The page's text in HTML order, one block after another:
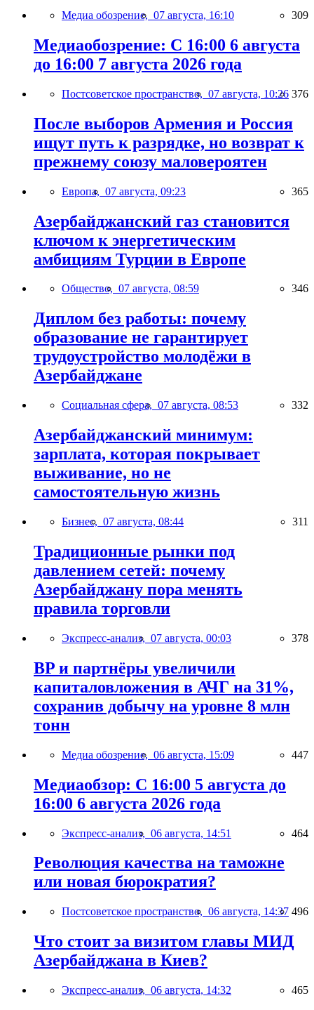
Медиа обозрение, 07 августа, 16:10 309
Медиаобозрение: С 16:00 6 августа
до 16:00 7 августа 2026 года
Постсоветское пространство, 07 августа, 10:26 376
После выборов Армения и Россия
ищут путь к разрядке, но возврат к
прежнему союзу маловероятен
Европа, 07 августа, 09:23 365
Азербайджанский газ становится
ключом к энергетическим
амбициям Турции в Европе
Общество, 07 августа, 08:59 346
Диплом без работы: почему
образование не гарантирует
трудоустройство молодёжи в
Азербайджане
Социальная сфера, 07 августа, 08:53 332
Азербайджанский минимум:
зарплата, которая покрывает
выживание, но не
самостоятельную жизнь
Бизнес, 07 августа, 08:44 311
Традиционные рынки под
давлением сетей: почему
Азербайджану пора менять
правила торговли
Экспресс-анализ, 07 августа, 00:03 378
BP и партнёры увеличили
капиталовложения в АЧГ на 31%,
сохранив добычу на уровне 8 млн
тонн
Медиа обозрение, 06 августа, 15:09 447
Медиаобзор: С 16:00 5 августа до
16:00 6 августа 2026 года
Экспресс-анализ, 06 августа, 14:51 464
Революция качества на таможне
или новая бюрократия?
Постсоветское пространство, 06 августа, 14:37 496
Что стоит за визитом главы МИД
Азербайджана в Киев?
Экспресс-анализ, 06 августа, 14:32 465